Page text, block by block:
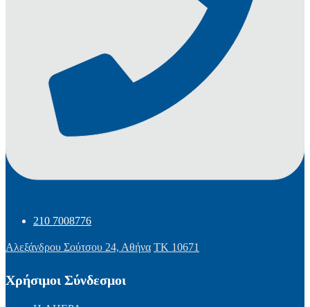
210 7008776
Αλεξάνδρου Σούτσου 24, Αθήνα ΤΚ 10671
Χρήσιμοι Σύνδεσμοι